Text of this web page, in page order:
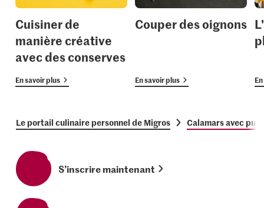
Cuisiner de
manière créative
avec des conserves
En savoir plus
Couper des oignons
En savoir plus
Le portail culinaire personnel de Migros Calamars avec
S’inscrire maintenant